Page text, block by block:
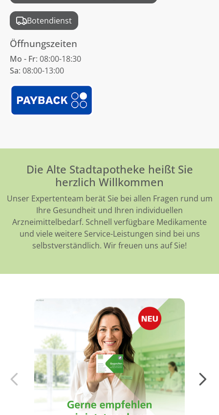
Botendienst
Öffnungszeiten
Mo - Fr: 08:00-18:30
Sa: 08:00-13:00
Die Alte Stadtapotheke heißt Sie
herzlich Willkommen
Unser Expertenteam berät Sie bei allen Fragen rund um
Ihre Gesundheit und Ihren individuellen
Arzneimittelbedarf. Schnell verfügbare Medikamente
und viele weitere Service-Leistungen sind bei uns
selbstverständlich. Wir freuen uns auf Sie!
Endlich da! Die LINDA Eigenmarke:
Arzneimittel von der Apothekenmarke, der
Sie vertrauen.
Mehr erfahren